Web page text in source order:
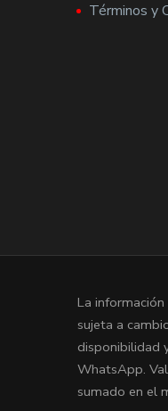
Términos y
La
sujeta a
disponibilidad
WhatsApp.
sumado en el